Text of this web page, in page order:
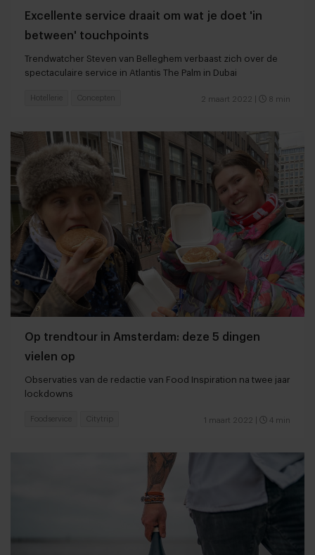
Excellente service draait om wat je doet 'in
between' touchpoints
Trendwatcher Steven van Belleghem verbaast zich over de
spectaculaire service in Atlantis The Palm in Dubai
2 maart 2022 8 min
Hotellerie Concepten
Op trendtour in Amsterdam: deze 5 dingen
vielen op
Observaties van de redactie van Food Inspiration na twee jaar
lockdowns
1 maart 2022 4 min
Foodservice Citytrip